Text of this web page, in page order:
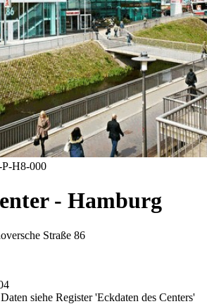
P-H8-000
- Hamburg
Straße 86
siehe Register 'Eckdaten des Centers'